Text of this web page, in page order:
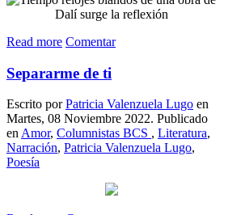
Read more Comentar
Separarme de ti
Escrito porPatricia Valenzuela Lugo en
Martes, 08 Noviembre 2022. Publicado
en Amor, Columnistas BCS , Literatura,
Narración, Patricia Valenzuela Lugo,
Poesía